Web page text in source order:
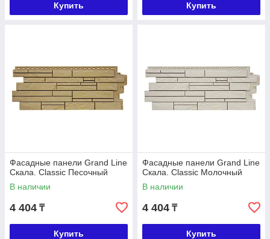
Купить Купить
Фасадные панели Grand Line
Скала. Classic Песочный
В наличии
4 404 ₸
Купить
Фасадные панели Grand Line
Скала. Classic Молочный
В наличии
4 404 ₸
Купить